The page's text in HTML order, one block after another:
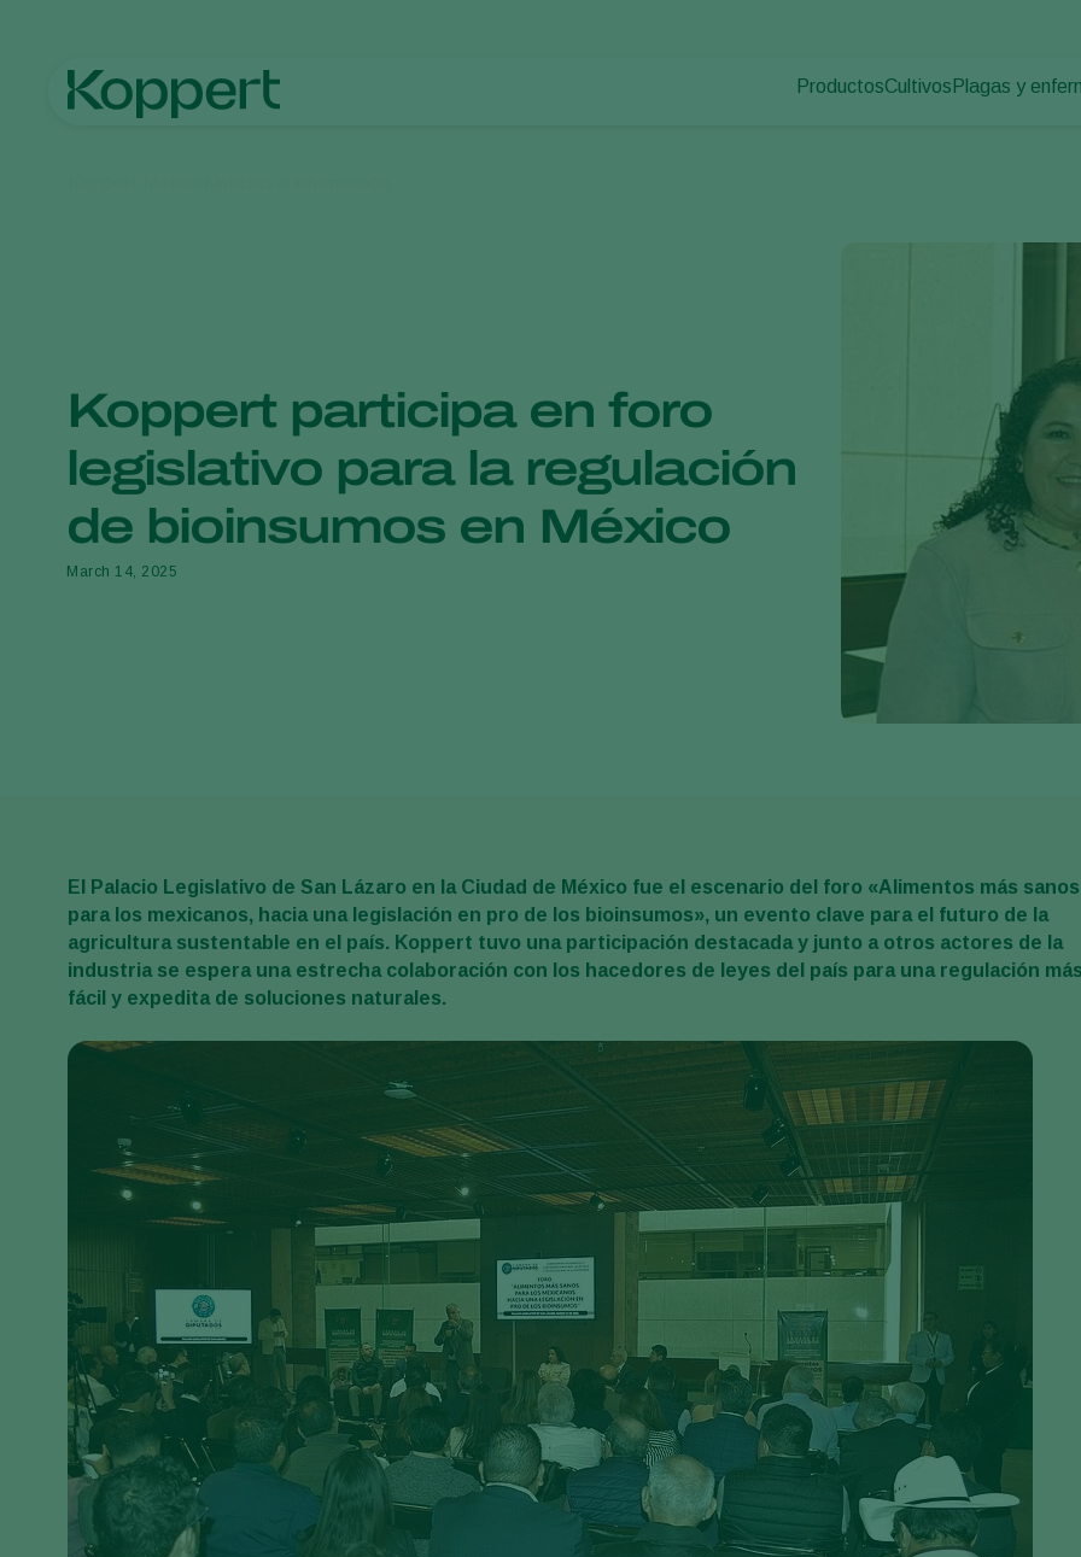
ProductosCultivos Plagas y
Koppert participa en foro
legislativo para la regulación
de bioinsumos en México
March 14, 2025
El Palacio Legislativo de San Lázaro en la Ciudad de México fue el escenario del foro «Alimentos más sanos
para los mexicanos, hacia una legislación en pro de los bioinsumos», un evento clave para el futuro de la
agricultura sustentable en el país. Koppert tuvo una participación destacada y junto a otros actores de la
industria se espera una estrecha colaboración con los hacedores de leyes del país para una regulación
fácil y expedita de soluciones naturales.